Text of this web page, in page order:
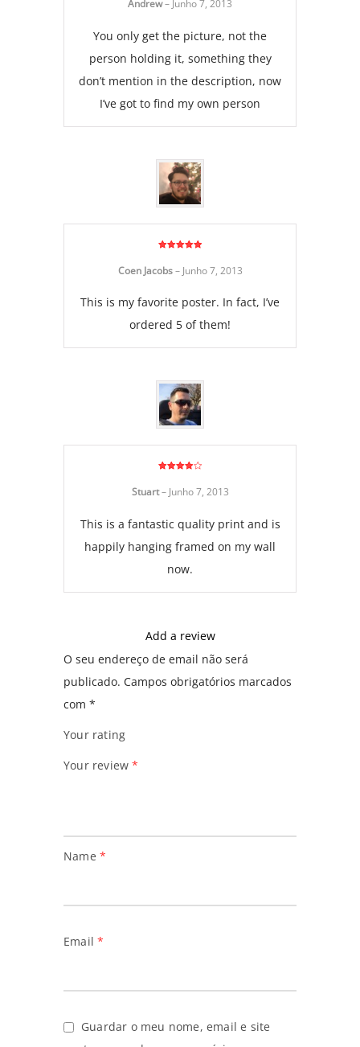
Andrew– Junho 7, 2013
You only get the picture, not the
person holding it, something they
don’t mention in the description, now
I’ve got to find my own person
Coen Jacobs – Junho 7, 2013
This is my favorite poster. In fact, I’ve
ordered 5 of them!
Stuart– Junho 7, 2013
This is a fantastic quality print and is
happily hanging framed on my wall
now.
Add a review
O seu endereço de email não será
publicado. Campos obrigatórios marcados
com *
Your rating
Your review*
Name *
Email*
Guardar o meu nome, email e site